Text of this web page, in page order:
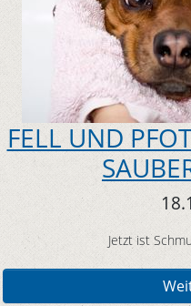
FELL UND
Jetzt ist